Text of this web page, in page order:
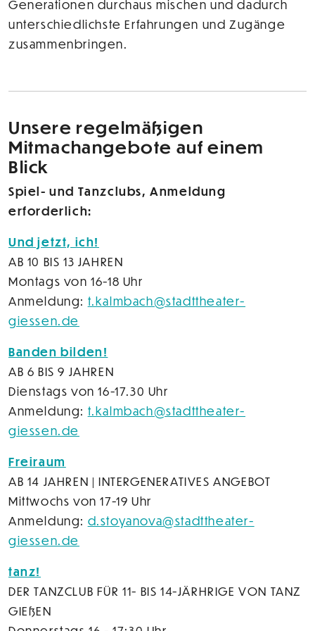
Generationen durchaus mischen und dadurch
unterschiedlichste Erfahrungen und Zugänge
zusammenbringen.
Unsere regelmäßigen
Mitmachangebote auf einem
Blick
Spiel- und Tanzclubs, Anmeldung
erforderlich:
Und jetzt, ich!
AB 10 BIS 13 JAHREN
Montags von 16-18 Uhr
Anmeldung: t.kalmbach@stadttheater-
giessen.de
Banden bilden!
AB 6 BIS 9 JAHREN
Dienstags von 16-17.30 Uhr
Anmeldung: t.kalmbach@stadttheater-
giessen.de
Freiraum
AB 14 JAHREN | INTERGENERATIVES ANGEBOT
Mittwochs von 17-19 Uhr
Anmeldung: d.stoyanova@stadttheater-
giessen.de
tanz!
DER TANZCLUB FÜR 11- BIS 14-JÄRHRIGE VON TANZ
GIEßEN